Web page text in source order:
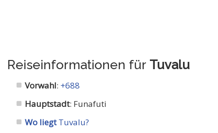
Reiseinformationen für Tuvalu
Vorwahl: +688
Hauptstadt: Funafuti
Wo liegtTuvalu?